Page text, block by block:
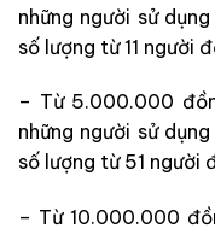
những người sử
số lượng từ 11 người
– Từ 5.000.000
những người sử
số lượng từ 51 người
– Từ 10.000.000